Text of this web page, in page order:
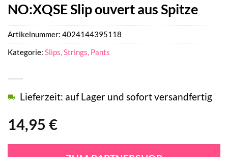
NO:XQSE Slip ouvert aus Spitze
14,95 €
Lieferzeit: auf Lager und sofort versandfertig
Artikelnummer: 4024144395118
Kategorie: Slips, Strings, Pants